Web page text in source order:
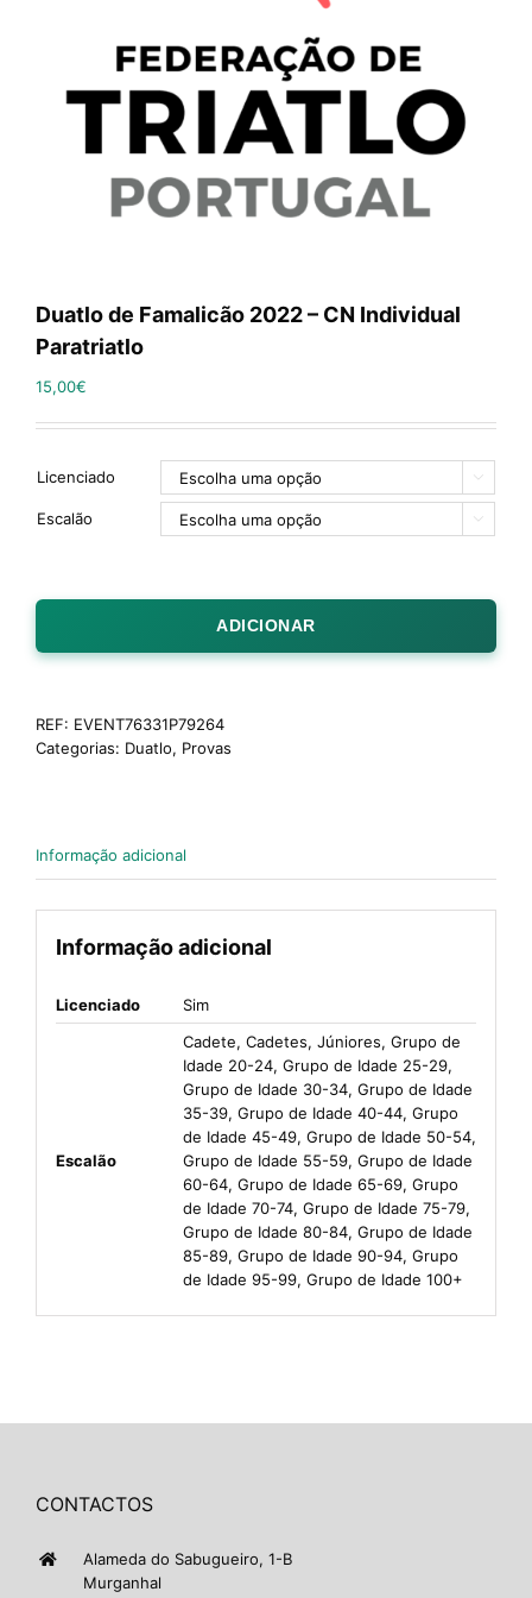
Duatlo de Famalicão 2022 – CN Individual
Paratriatlo
15,00€
Licenciado 
Escalão 
ADICIONAR
REF: EVENT76331P79264
Categorias: Duatlo, Provas
Informação adicional
Informação adicional
Licenciado Sim
Escalão
Cadete, Cadetes, Júniores, Grupo de
Idade 20-24, Grupo de Idade 25-29,
Grupo de Idade 30-34, Grupo de Idade
35-39, Grupo de Idade 40-44, Grupo
de Idade 45-49, Grupo de Idade 50-54,
Grupo de Idade 55-59, Grupo de Idade
60-64, Grupo de Idade 65-69, Grupo
de Idade 70-74, Grupo de Idade 75-79,
Grupo de Idade 80-84, Grupo de Idade
85-89, Grupo de Idade 90-94, Grupo
de Idade 95-99, Grupo de Idade 100+
CONTACTOS
Alameda do Sabugueiro, 1-B
Murganhal